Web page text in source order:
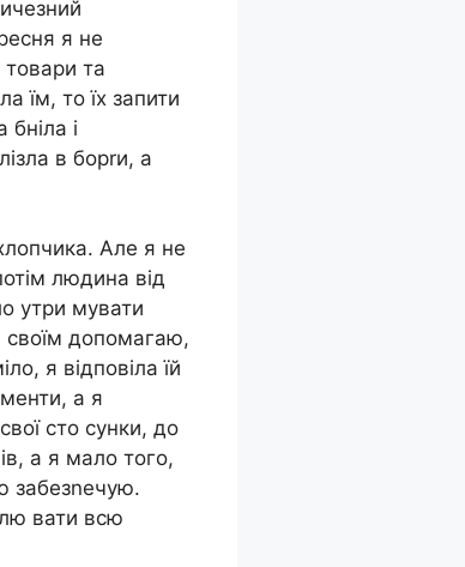
я не
товари та
їм, то їх запити
і
в борrи, а
Але я не
людина від
утри мувати
своїм допомагаю,
я відповіла їй
а я
сто сунки, до
а я мало того,
забезnечую.
вати всю